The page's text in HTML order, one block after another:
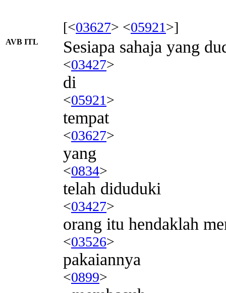
[<03627> <05921>]
AVB ITL Sesiapa sahaja yang
<03427>
di
<05921>
tempat
<03627>
yang
<0834>
telah diduduki
<03427>
orang itu hendaklah
<03526>
pakaiannya
<0899>